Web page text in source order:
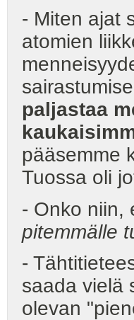
- Miten ajat
atomien
paljastaa
pääsemme
Tuossa oli
- Onko niin,
pitemmälle
-
saada vielä
olevan